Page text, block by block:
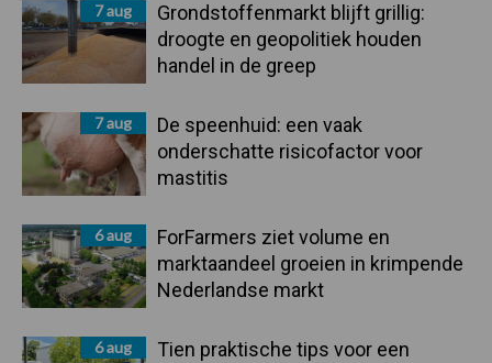
7 aug
Grondstoffenmarkt blijft grillig:
droogte en geopolitiek houden
handel in de greep
7 aug
De speenhuid: een vaak
onderschatte risicofactor voor
mastitis
6 aug
ForFarmers ziet volume en
marktaandeel groeien in krimpende
Nederlandse markt
6 aug
Tien praktische tips voor een